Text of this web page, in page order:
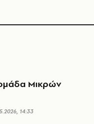
Μικρών
14:33